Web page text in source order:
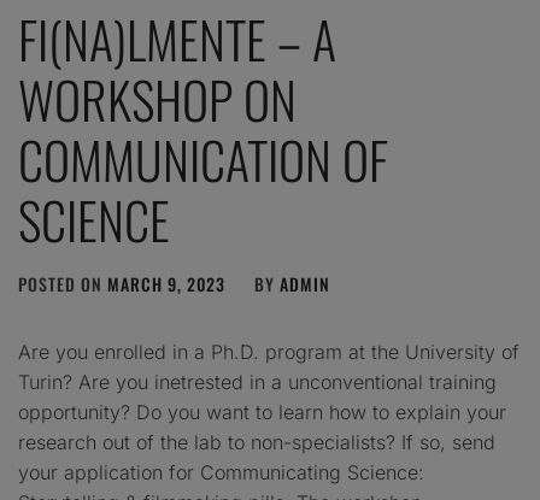
FI(NA)LMENTE – A
WORKSHOP ON
COMMUNICATION OF
SCIENCE
POSTED ON MARCH 9, 2023 BY ADMIN
Are you enrolled in a Ph.D. program at the University of
Turin? Are you inetrested in a unconventional training
opportunity? Do you want to learn how to explain your
research out of the lab to non-specialists? If so, send
your application for Communicating Science: